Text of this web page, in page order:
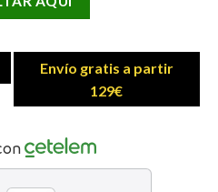
Envío gratis a partir
129€